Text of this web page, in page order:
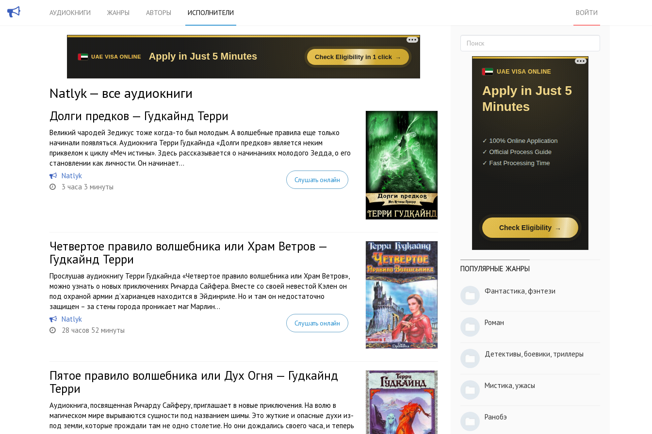
АУДИОКНИГИ ЖАНРЫ АВТОРЫ ИСПОЛНИТЕЛИ ВОЙТИ
Natlyk — все аудиокниги
Долги предков — Гудкайнд Терри
Великий чародей Зедикус тоже когда-то был молодым. А волшебные правила еще только
начинали появляться. Аудиокнига Терри Гудкайнда «Долги предков» является неким
приквелом к циклу «Меч истины». Здесь рассказывается о начинаниях молодого Зедда, о его
становлении как личности. Он начинает...
Natlyk
3 часа 3 минуты
Слушать онлайн
Четвертое правило волшебника или Храм Ветров —
Гудкайнд Терри
Прослушав аудиокнигу Терри Гудкайнда «Четвертое правило волшебника или Храм Ветров»,
можно узнать о новых приключениях Ричарда Сайфера. Вместе со своей невестой Кэлен он
под охраной армии д’харианцев находится в Эйдинриле. Но и там он недостаточно
защищен – за стены города проникает маг Марлин...
Natlyk
28 часов 52 минуты
Слушать онлайн
Пятое правило волшебника или Дух Огня — Гудкайнд
Терри
Аудиокнига, посвященная Ричарду Сайферу, приглашает в новые приключения. На волю в
магическом мире вырываются сущности под названием шимы. Это жуткие и опасные духи из-
под земли, которые прождали там не одно столетие. Но они дождались своего часа, и теперь
ПОПУЛЯРНЫЕ ЖАНРЫ
Фантастика, фэнтези
Роман
Детективы, боевики, триллеры
Мистика, ужасы
Ранобэ